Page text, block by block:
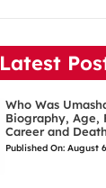
Latest
Who Was
Biography, Age,
Career and Death
Published On: August